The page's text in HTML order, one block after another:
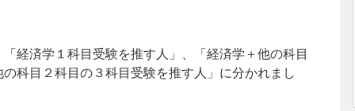
経済学１科目受験を推す人」、「経済学＋他の科目
科目２科目の３科目受験を推す人」に分かれまし